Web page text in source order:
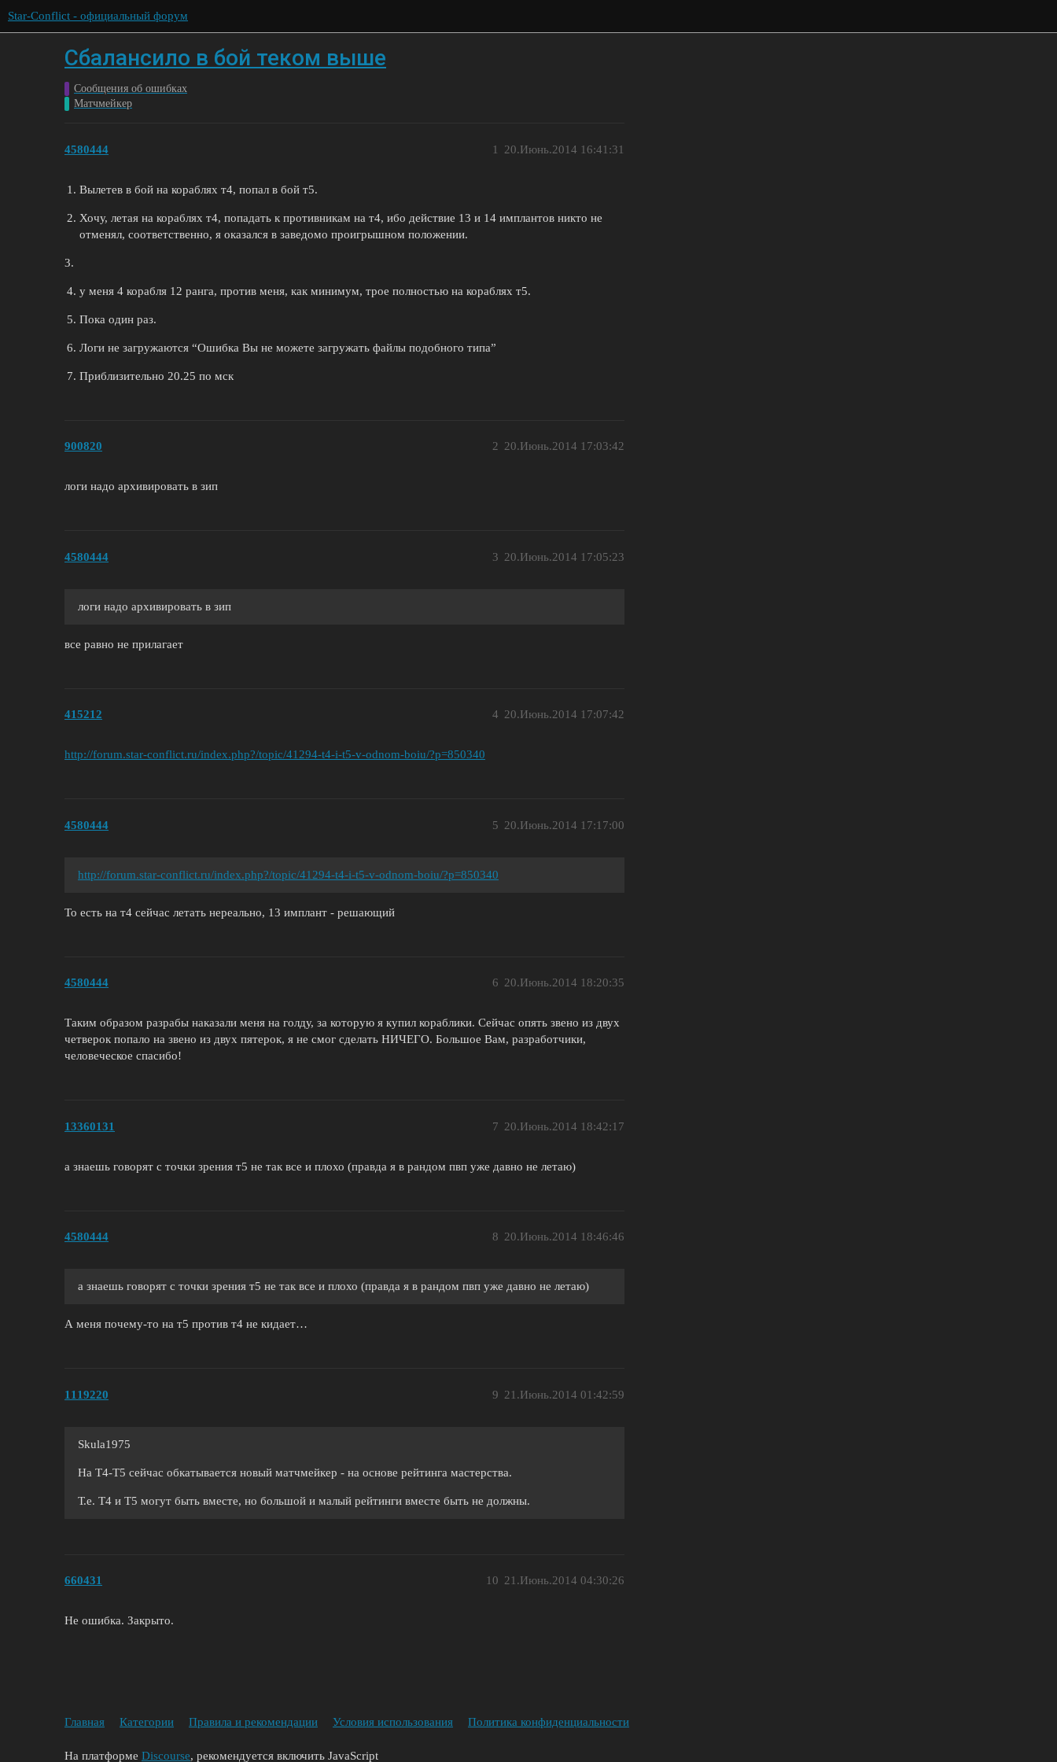
Star-Conflict - официальный форум
Сбалансило в бой теком выше
Сообщения об ошибках
Матчмейкер
4580444 20.Июнь.2014 16:41:31
1
Вылетев в бой на кораблях т4, попал в бой т5.
Хочу, летая на кораблях т4, попадать к противникам на т4, ибо действие 13 и 14 имплантов никто не
отменял, соответственно, я оказался в заведомо проигрышном положении.
3.
у меня 4 корабля 12 ранга, против меня, как минимум, трое полностью на кораблях т5.
Пока один раз.
Логи не загружаются “Ошибка Вы не можете загружать файлы подобного типа”
Приблизительно 20.25 по мск
900820 20.Июнь.2014 17:03:42
2
логи надо архивировать в зип
4580444 20.Июнь.2014 17:05:23
3
логи надо архивировать в зип
все равно не прилагает
415212 20.Июнь.2014 17:07:42
4
http://forum.star-conflict.ru/index.php?/topic/41294-t4-i-t5-v-odnom-boiu/?p=850340
4580444 20.Июнь.2014 17:17:00
5
http://forum.star-conflict.ru/index.php?/topic/41294-t4-i-t5-v-odnom-boiu/?p=850340
То есть на т4 сейчас летать нереально, 13 имплант - решающий
4580444 20.Июнь.2014 18:20:35
6
Таким образом разрабы наказали меня на голду, за которую я купил кораблики. Сейчас опять звено из двух
четверок попало на звено из двух пятерок, я не смог сделать НИЧЕГО. Большое Вам, разработчики,
человеческое спасибо!
13360131 20.Июнь.2014 18:42:17
7
а знаешь говорят с точки зрения т5 не так все и плохо (правда я в рандом пвп уже давно не летаю)
4580444 20.Июнь.2014 18:46:46
8
а знаешь говорят с точки зрения т5 не так все и плохо (правда я в рандом пвп уже давно не летаю)
А меня почему-то на т5 против т4 не кидает…
1119220 21.Июнь.2014 01:42:59
9
Skula1975
На Т4-Т5 сейчас обкатывается новый матчмейкер - на основе рейтинга мастерства.
Т.е. Т4 и Т5 могут быть вместе, но большой и малый рейтинги вместе быть не должны.
660431 21.Июнь.2014 04:30:26
10
Не ошибка. Закрыто.
Главная Категории Правила и рекомендации Условия использования Политика конфиденциальности
На платформе Discourse, рекомендуется включить JavaScript